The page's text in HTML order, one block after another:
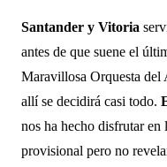
Santander y Vitoria
antes de que suene el
Maravillosa Orquesta del
allí se decidirá casi todo.
nos ha hecho disfrutar en
provisional pero no